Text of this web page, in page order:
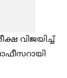
വിജയിച്ച്‌